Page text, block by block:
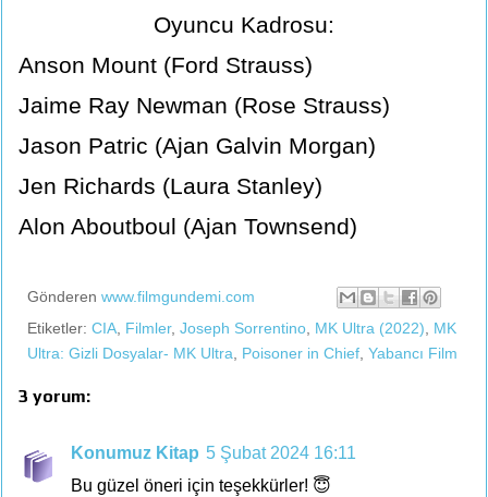
Oyuncu Kadrosu:
Anson Mount (Ford Strauss)
Jaime Ray Newman (Rose Strauss)
Jason Patric (Ajan Galvin Morgan)
Jen Richards (Laura Stanley)
Alon Aboutboul (Ajan Townsend)
Gönderen www.filmgundemi.com
Etiketler: CIA, Filmler, Joseph Sorrentino, MK Ultra (2022), MK
Ultra: Gizli Dosyalar- MK Ultra, Poisoner in Chief, Yabancı Film
3 yorum:
Konumuz Kitap 5 Şubat 2024 16:11
Bu güzel öneri için teşekkürler! 😇